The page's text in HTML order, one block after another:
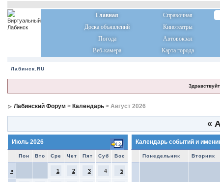
Главная
Справочная
Доска объявлений
Кинотеатры
Погода
Автовокзал
Веб-камера
Карта города
Лабинск.RU
Лабинский Форум > Календарь> Август 2026
«
Июль 2026
Пон Вто Сре Чет Пят Суб Вос
» 1 2 3 4 5
Календарь событий и
Понедельник Вторник